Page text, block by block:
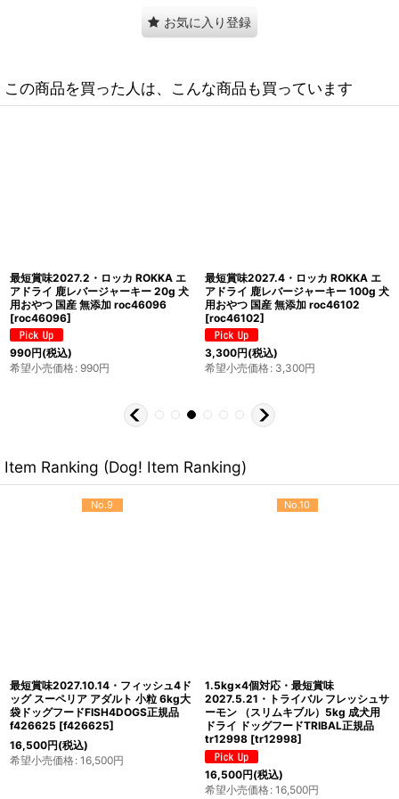
お気に入り登録
この商品を買った人は、こんな商品も買っています
最短賞味2027.10・ロッカ ROKKA エ
ゾ鹿トライプ40（トライプ＆ミー
ト）100g 犬用ウェット 国産 無添加
roc46225 [roc46225
880円(税込)
希望小売価格: 880円
最短賞味2027.6・ロッカ ROKKA エ
アドライ 鹿ミートジャーキー 20g 犬
用おやつ 国産 無添加 roc46072
[roc46072]
990円(税込)
希望小売価格: 990円
Item Ranking (Dog! Item Ranking)
No.9
最短賞味2027.10.14・フィッシュ4ド
ッグ スーペリア アダルト 小粒 6kg大
袋ドッグフードFISH4DOGS正規品
f426625 [f426625]
16,500円(税込)
希望小売価格: 16,500円
No.10
1.5kg×4個対応・最短賞味
2027.5.21・トライバル フレッシュサ
ーモン （スリムキブル）5kg 成犬用
ドライ ドッグフードTRIBAL正規品
tr12998 [tr12998]
16,500円(税込)
希望小売価格: 16,500円